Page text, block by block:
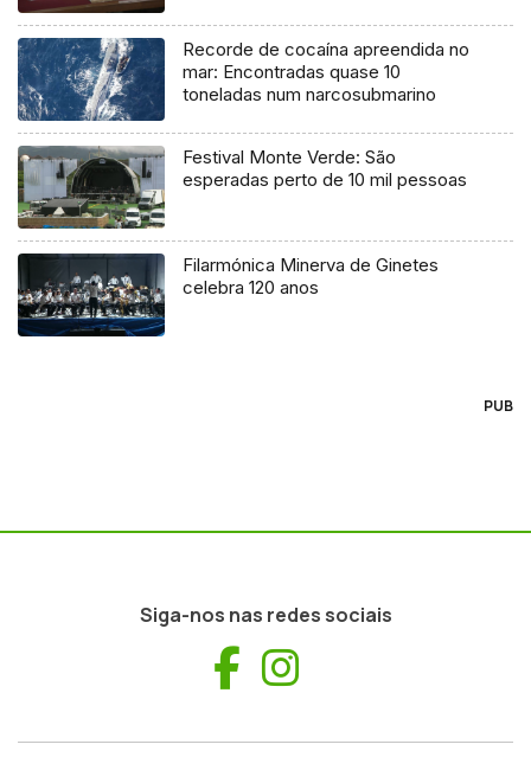
Recorde de cocaína apreendida no
mar: Encontradas quase 10
toneladas num narcosubmarino
Festival Monte Verde: São
esperadas perto de 10 mil pessoas
Filarmónica Minerva de Ginetes
celebra 120 anos
PUB
Siga-nos nas redes sociais
Facebook